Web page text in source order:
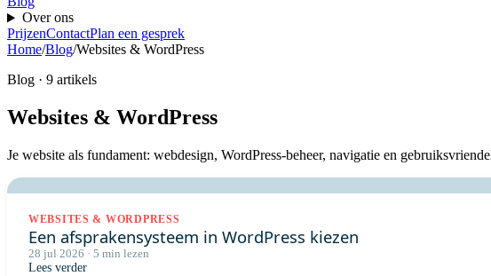
Over ons
PrijzenContactPlan een gesprek
Home/Blog/Websites & WordPress
Blog · 9 artikels
Websites & WordPress
Je website als fundament: webdesign, WordPress-beheer, navigatie en
WEBSITES & WORDPRESS
Een afsprakensysteem in WordPress kiezen
28 jul 2026 · 5 min lezen
Lees verder